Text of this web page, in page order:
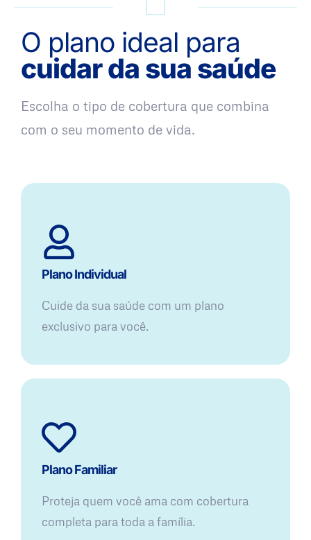
O plano ideal para
cuidar da sua saúde
Escolha o tipo de cobertura que combina
com o seu momento de vida.
Plano Individual
Cuide da sua saúde com um plano
exclusivo para você.
Plano Familiar
Proteja quem você ama com cobertura
completa para toda a família.